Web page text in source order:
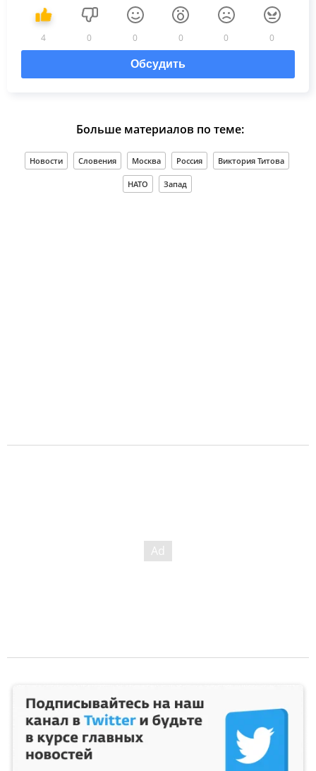
4 0 0 0 0 0
Обсудить
Больше материалов по теме:
Новости Словения Москва Россия Виктория Титова
НАТО Запад